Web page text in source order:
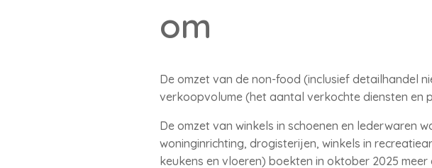
om
De omzet van de non-food (inclusief detailhandel
verkoopvolume (het aantal verkochte diensten en
De omzet van winkels in schoenen en lederwaren
woninginrichting, drogisterijen, winkels in
keukens en vloeren) boekten in oktober 2025